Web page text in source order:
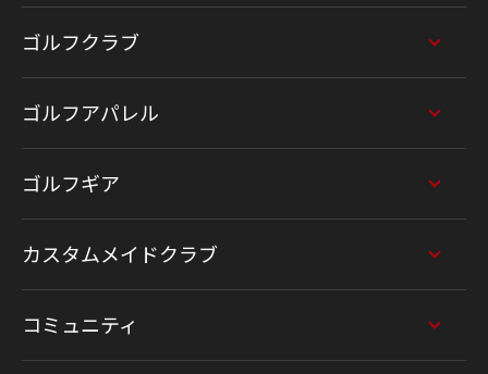
ゴルフクラブ
ゴルフアパレル
ゴルフギア
カスタムメイドクラブ
コミュニティ